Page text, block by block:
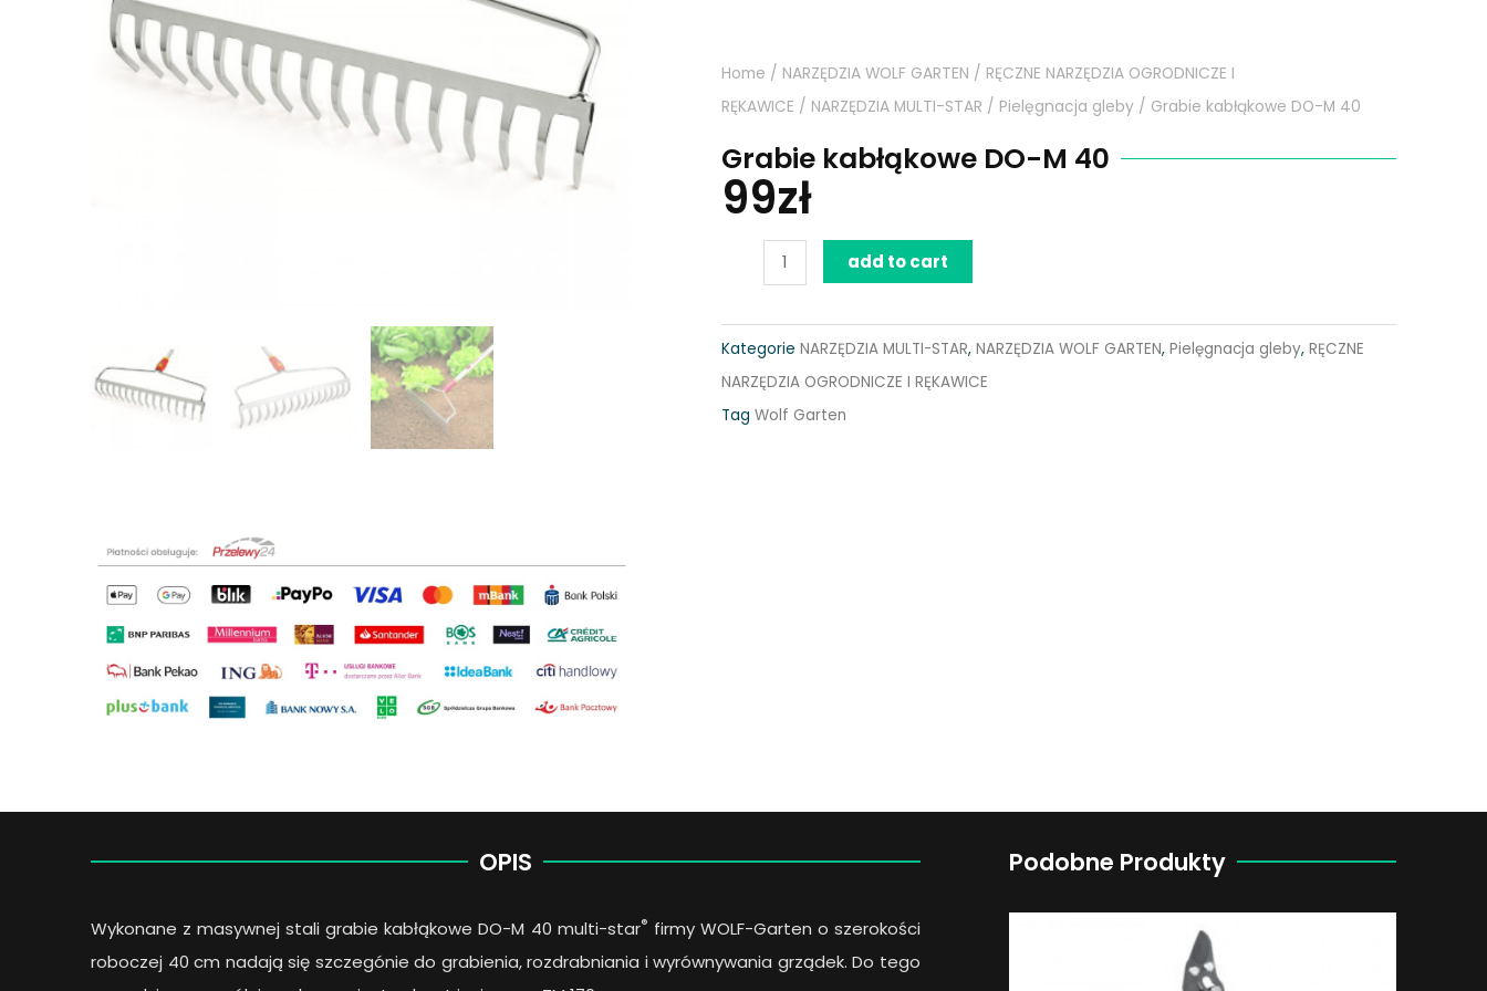
Home / NARZĘDZIA WOLF GARTEN / RĘCZNE NARZĘDZIA OGRODNICZE I
RĘKAWICE / NARZĘDZIA MULTI-STAR / Pielęgnacja gleby / Grabie kabłąkowe DO-M 40
Grabie kabłąkowe DO-M 40
99zł
kabłąkowe
DO-
M
40
quantity
add to cart
Kategorie NARZĘDZIA MULTI-STAR, NARZĘDZIA WOLF GARTEN, Pielęgnacja gleby, RĘCZNE
NARZĘDZIA OGRODNICZE I RĘKAWICE
Tag Wolf Garten
OPIS
Wykonane z masywnej stali grabie kabłąkowe DO-M 40 multi-star® firmy WOLF-Garten o szerokości
roboczej 40 cm nadają się szczegónie do grabienia, rozdrabniania i wyrównywania grządek. Do tego
Podobne Produkty